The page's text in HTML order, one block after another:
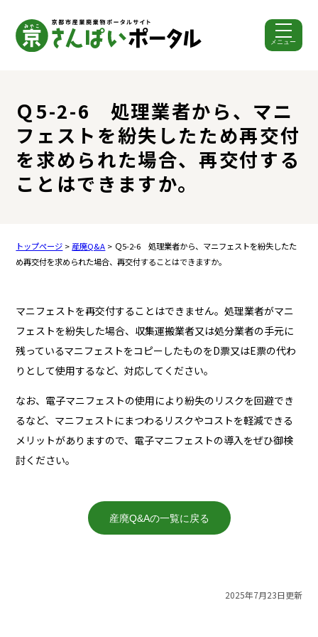
メニュー
Ｑ5-2-6 処理業者から、マニ
フェストを紛失したため再交付
を求められた場合、再交付する
ことはできますか。
トップページ > 産廃Q&A > Ｑ5-2-6 処理業者から、マニフェストを紛失したた
め再交付を求められた場合、再交付することはできますか。
マニフェストを再交付することはできません。処理業者がマニ
フェストを紛失した場合、収集運搬業者又は処分業者の手元に
残っているマニフェストをコピーしたものをD票又はE票の代わ
りとして使用するなど、対応してください。
なお、電子マニフェストの使用により紛失のリスクを回避でき
るなど、マニフェストにまつわるリスクやコストを軽減できる
メリットがありますので、電子マニフェストの導入をぜひ御検
討ください。
産廃Q&Aの一覧に戻る
2025年7月23日更新